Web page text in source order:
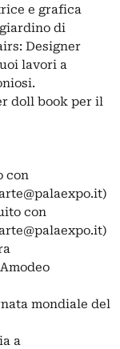
e grafica
di
Designer
lavori a
doll book per il
con
)
con
)
mondiale del
a